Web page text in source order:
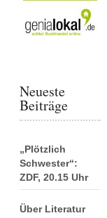
Neueste
Beiträge
„Plötzlich
Schwester“:
ZDF, 20.15 Uhr
Über Literatur